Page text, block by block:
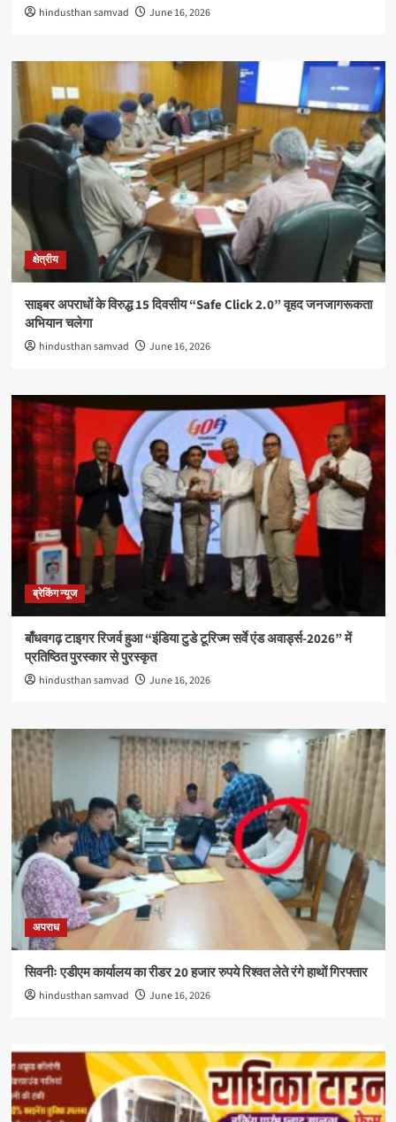
hindusthan samvad June 16, 2026
क्षेत्रीय
साइबर अपराधों के विरुद्ध 15 दिवसीय “Safe Click 2.0” वृहद जनजागरूकता
अभियान चलेगा
hindusthan samvad June 16, 2026
ब्रेकिंग न्यूज
बाँधवगढ़ टाइगर रिजर्व हुआ “इंडिया टुडे टूरिज्म सर्वे एंड अवार्ड्स-2026” में
प्रतिष्ठित पुरस्कार से पुरस्कृत
hindusthan samvad June 16, 2026
अपराध
सिवनीः एडीएम कार्यालय का रीडर 20 हजार रुपये रिश्वत लेते रंगे हाथों गिरफ्तार
hindusthan samvad June 16, 2026